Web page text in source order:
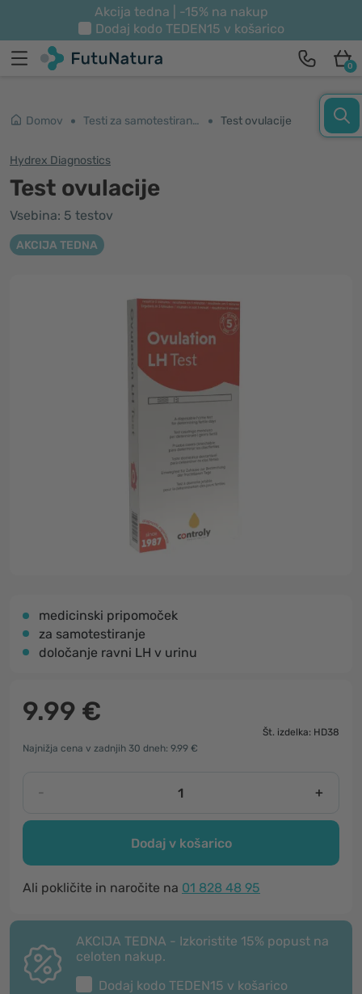
Akcija tedna | -15% na nakup
Dodaj kodo TEDEN15 v košarico
0
Domov Testi za samotestiranje Test ovulacije
Hydrex Diagnostics
Test ovulacije
Vsebina: 5 testov
AKCIJA TEDNA
medicinski pripomoček
za samotestiranje
določanje ravni LH v urinu
9.99 €
Št. izdelka: HD38
Najnižja cena v zadnjih 30 dneh: 9.99 €
- +
Dodaj v košarico
Ali pokličite in naročite na 01 828 48 95
AKCIJA TEDNA - Izkoristite 15% popust na
celoten nakup.
Dodaj kodo TEDEN15 v košarico